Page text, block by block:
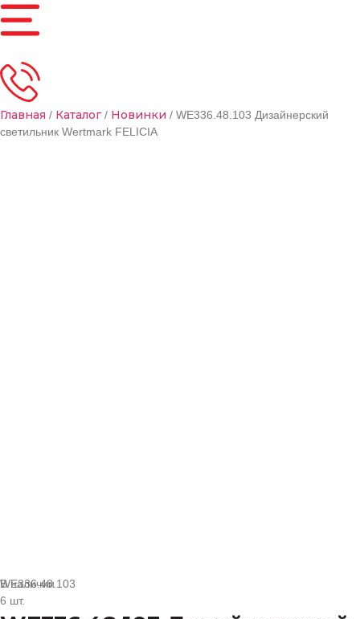
Главная / Каталог/ Новинки / WE336.48.103 Дизайнерский
светильник Wertmark FELICIA
В наличии
6 шт.
WE336.48.103